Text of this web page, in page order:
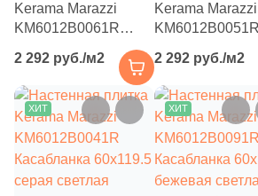
Kerama Marazzi
KM6012B0061R
Касабланка 60x119.5
бежевая светлая
матовая под камень
2 292 руб./м2
Kerama Marazzi
KM6012B0051R
Касабланка
серая матовая
камень
2 292 руб./м2
ХИТ ХИТ